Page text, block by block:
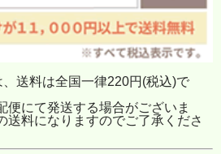
送料は全国一律220円(税込)で
便にて発送する場合がございま
送料になりますのでご了承くださ